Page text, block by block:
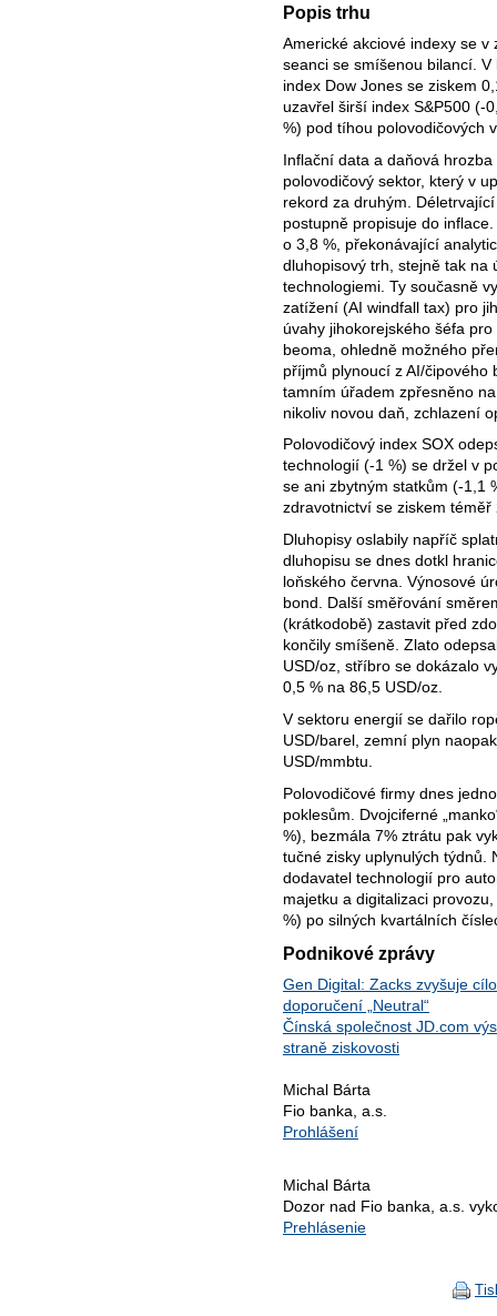
Popis trhu
Americké akciové indexy se
seanci se smíšenou bilancí.
index Dow Jones se ziskem
uzavřel širší index S&P500 (-
%) pod tíhou polovodičových
Inflační data a daňová
polovodičový sektor, který v
rekord za druhým.
postupně propisuje do inflace.
o 3,8 %, překonávající
dluhopisový trh, stejně tak na
technologiemi. Ty současně
zatížení (AI windfall tax) pro
úvahy jihokorejského šéfa
beoma, ohledně možného
příjmů plynoucí z AI/čipového
tamním úřadem zpřesněno
nikoliv novou daň, zchlazení
Polovodičový index SOX
technologií (-1 %) se držel v
se ani zbytným statkům (-1,1
zdravotnictví se ziskem téměř
Dluhopisy oslabily napříč
dluhopisu se dnes dotkl
loňského června. Výnosové
bond. Další směřování
(krátkodobě) zastavit před
končily smíšeně. Zlato
USD/oz, stříbro se dokázalo
0,5 % na 86,5 USD/oz.
V sektoru energií se dařilo
USD/barel, zemní plyn
USD/mmbtu.
Polovodičové firmy dnes
poklesům. Dvojciferné
%), bezmála 7% ztrátu pak
tučné zisky uplynulých týdnů.
dodavatel technologií pro
majetku a digitalizaci
%) po silných kvartálních
Podnikové zprávy
Gen Digital: Zacks zvyšuje
doporučení „Neutral“
Čínská společnost JD.com
straně ziskovosti
Michal Bárta
Fio banka, a.s.
Prohlášení
Michal Bárta
Dozor nad Fio banka, a.s.
Prehlásenie